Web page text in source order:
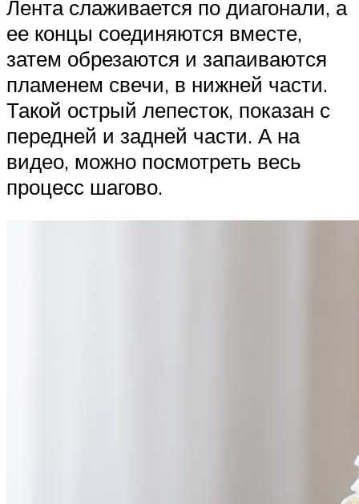
Лента слаживается по диагонали, а
ее концы соединяются вместе,
затем обрезаются и запаиваются
пламенем свечи, в нижней части.
Такой острый лепесток, показан с
передней и задней части. А на
видео, можно посмотреть весь
процесс шагово.